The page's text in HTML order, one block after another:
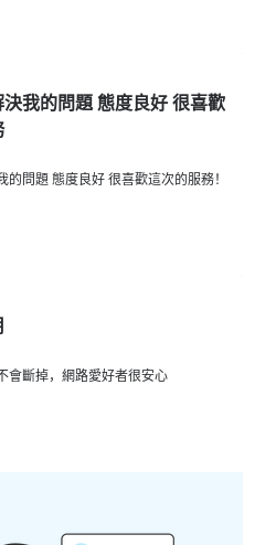
我的問題 態度良好 很喜歡
的問題 態度良好 很喜歡這次的服務！
會斷掉，網路愛好者很安心